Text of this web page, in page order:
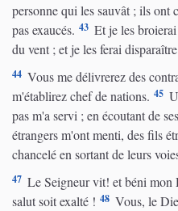
personne qui les sauvât ; ils ont
pas exaucés. 43 Et je les
du vent ; et je les ferai
44 Vous me délivrerez des
m'établirez chef de nations. 45
pas m'a servi ; en écoutant de
étrangers m'ont menti, des fils
chancelé en sortant de leurs
47 Le Seigneur vit! et béni
salut soit exalté ! 48 Vous, le